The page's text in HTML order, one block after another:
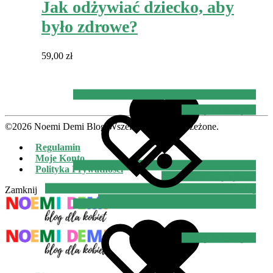
Dodano do listy życzeń
Jak odżywiać dziecko, aby
było zdrowe?
59,00 zł
©2026 Noemi Demi Blog Wszelkie prawa zastrzeżone.
Regulamin
Moje Konto
Polityka Prywatności
Zamknij